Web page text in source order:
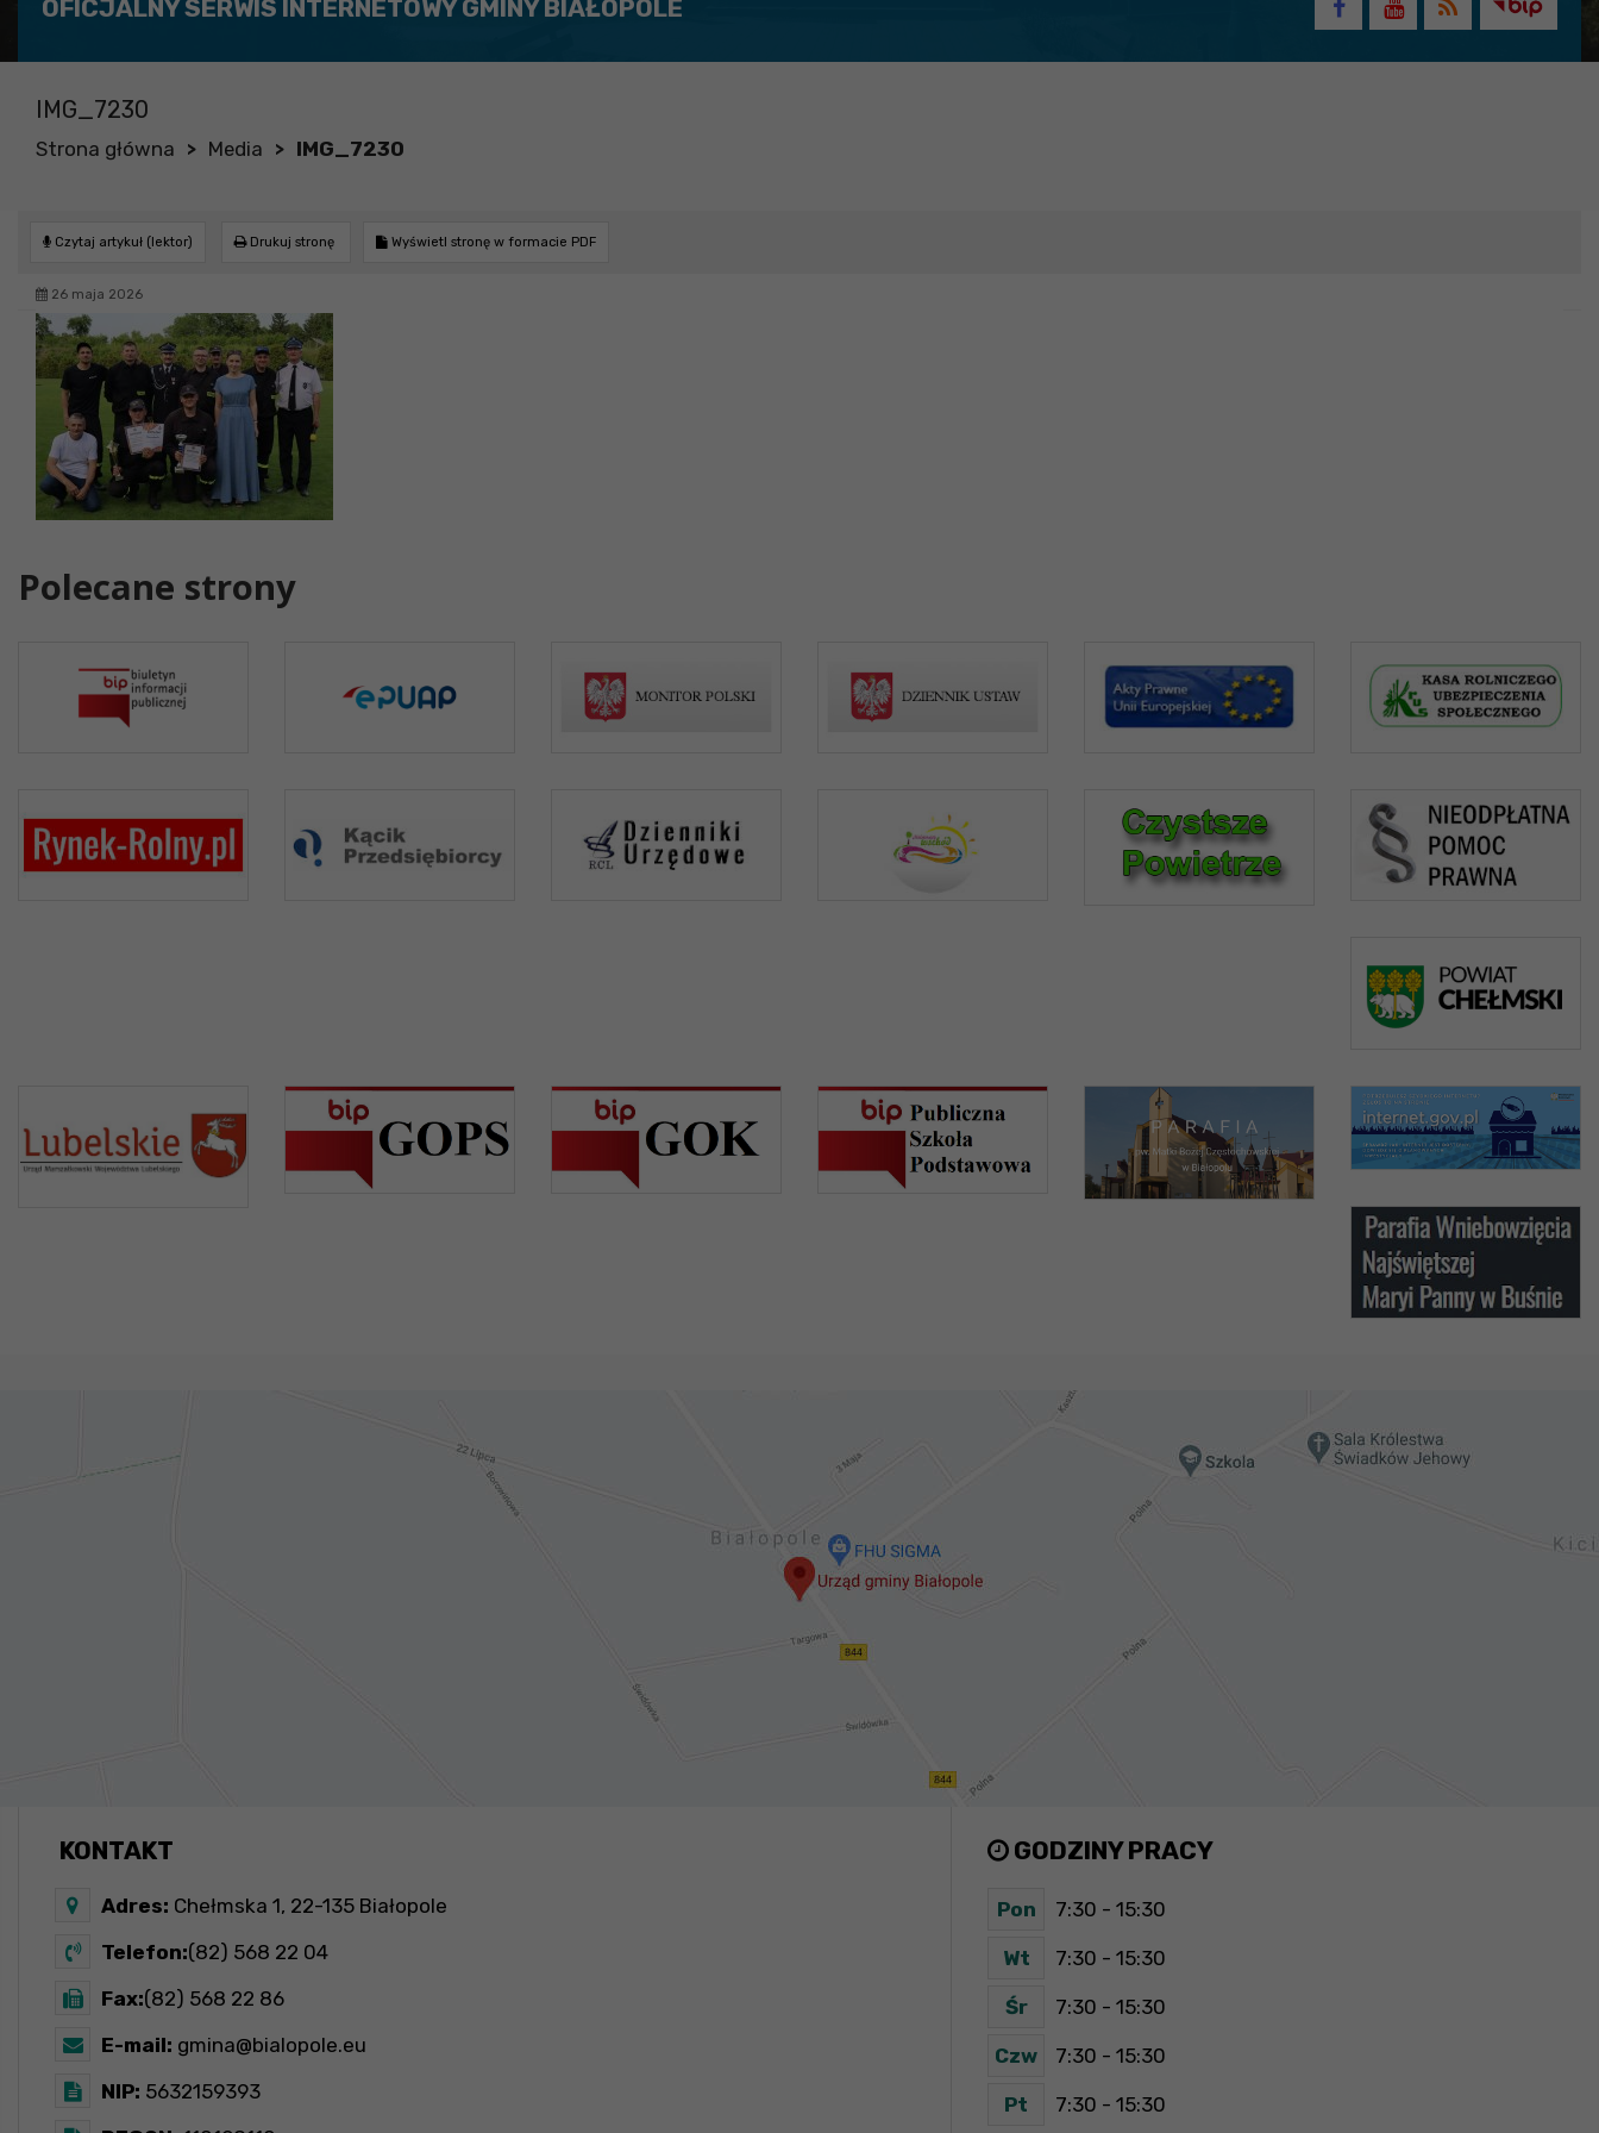
OFICJALNY SERWIS INTERNETOWY GMINY BIAŁOPOLE
IMG_7230
Strona główna > Media > IMG_7230
Czytaj artykuł (lektor) Drukuj stronę Wyświetl stronę w formacie PDF
26 maja 2026
Polecane strony
KONTAKT
Adres: Chełmska 1, 22-135 Białopole
Telefon:(82) 568 22 04
Fax:(82) 568 22 86
E-mail: gmina@bialopole.eu
NIP: 5632159393
GODZINY PRACY
Pon 7:30 - 15:30
Wt 7:30 - 15:30
Śr 7:30 - 15:30
Czw 7:30 - 15:30
Pt 7:30 - 15:30